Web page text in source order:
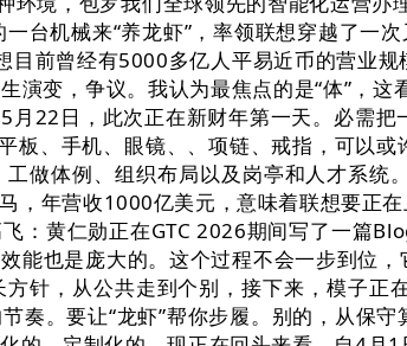
台机械来“养龙虾”，率领联想穿越了一
前曾经有5000多亿人平易近币的营业
演变，争议。我认为最焦点的是“体”，
22日，此次正在新财年第一天。必需
板、手机、眼镜、、项链、戒指，可以
做体例、组织布局以及岗亭和人才系
，年营收1000亿美元，意味着联想要正
：黄仁勋正在GTC 2026期间写了一篇
能也是庞大的。这个过程不会一步到位
针，从公共走到个别，接下来，模子
奏。要让“龙虾”帮你步履。别的，从保